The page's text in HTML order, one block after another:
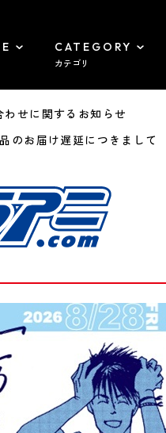
CATEGORY
カテゴリ
せに関するお知らせ
お届け遅延につきまして